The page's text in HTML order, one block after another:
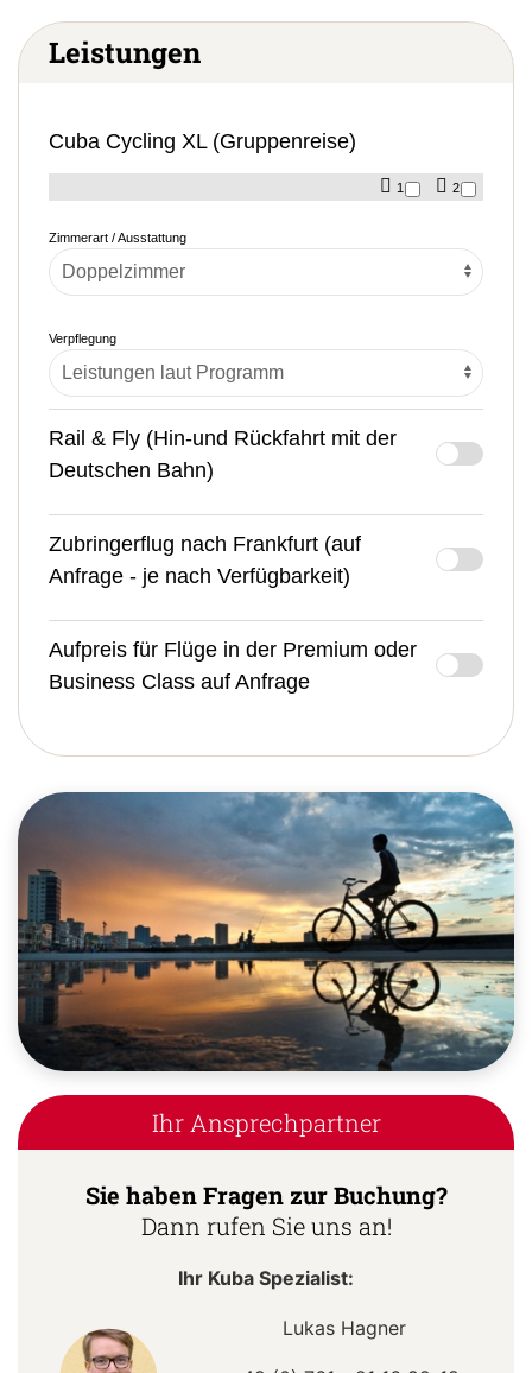
Leistungen
Cuba Cycling XL (Gruppenreise)
1 2
Zimmerart / Ausstattung
Verpflegung
Rail & Fly (Hin-und Rückfahrt mit der
Deutschen Bahn)
Zubringerflug nach Frankfurt (auf
Anfrage - je nach Verfügbarkeit)
Aufpreis für Flüge in der Premium oder
Business Class auf Anfrage
Ihr Ansprechpartner
Sie haben Fragen zur Buchung?
Dann rufen Sie uns an!
Ihr Kuba Spezialist:
Lukas Hagner